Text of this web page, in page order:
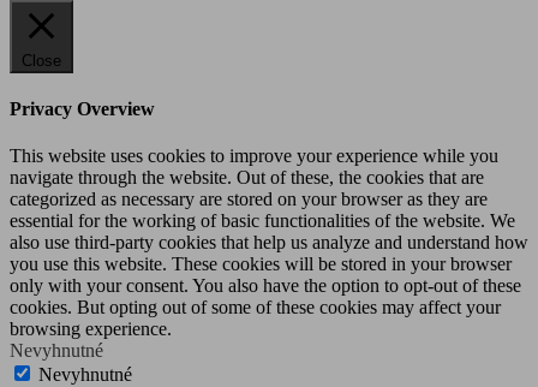
Close
Privacy Overview
This website uses cookies to improve your experience while you
navigate through the website. Out of these, the cookies that are
categorized as necessary are stored on your browser as they are
essential for the working of basic functionalities of the website. We
also use third-party cookies that help us analyze and understand how
you use this website. These cookies will be stored in your browser
only with your consent. You also have the option to opt-out of these
cookies. But opting out of some of these cookies may affect your
browsing experience.
Nevyhnutné
Nevyhnutné